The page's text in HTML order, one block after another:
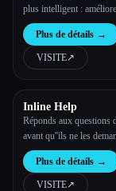
plus intelligent :
communication
WhatsApp grâce à l''IA
Plus de détails →
VISITE↗︎
Inline Help
Réponds aux questions
avant qu''ils ne les
Plus de détails →
VISITE↗︎